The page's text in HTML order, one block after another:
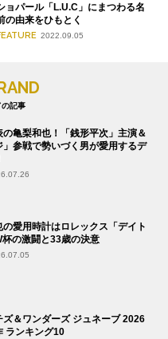
ョパール「L.U.C」にまつわる名
の由来をひもとく
2022.09.05
の記事
の亀梨和也！「銭形平次」主演＆
」参戦で勢いづく男が愛用するデ
の愛用時計はロレックス「デイト
杯の激闘と33歳の決意
ズ＆ワンダーズ ジュネーブ 2026
ランキング10